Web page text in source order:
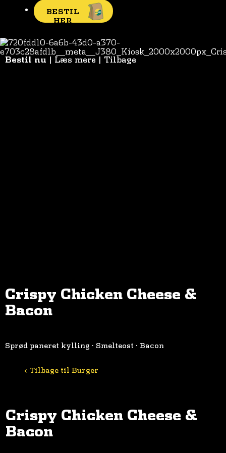
BESTIL
HER
Bestil nu | Læs mere | Tilbage
Crispy Chicken Cheese &
Bacon
Sprød paneret kylling · Smelteost · Bacon
< Tilbage til Burger
Crispy Chicken Cheese &
Bacon